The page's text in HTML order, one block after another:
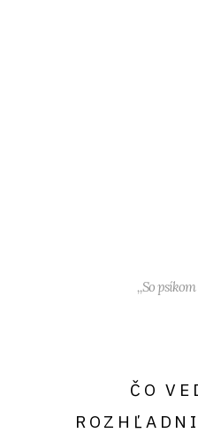
,,So
ČO